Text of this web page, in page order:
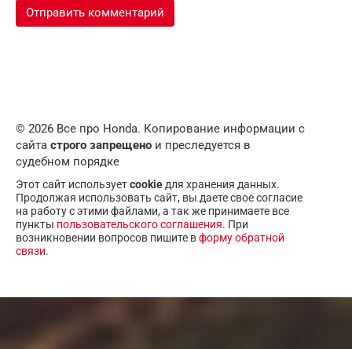
© 2026 Все про Honda. Копирование информации с
сайта строго запрещено и преследуется в
судебном порядке
Этот сайт используетcookie для хранения данных.
Продолжая использовать сайт, вы даете свое согласие
на работу с этими файлами, а так же принимаете все
пункты пользовательского соглашения. При
возникновении вопросов пишите вформу обратной
связи.